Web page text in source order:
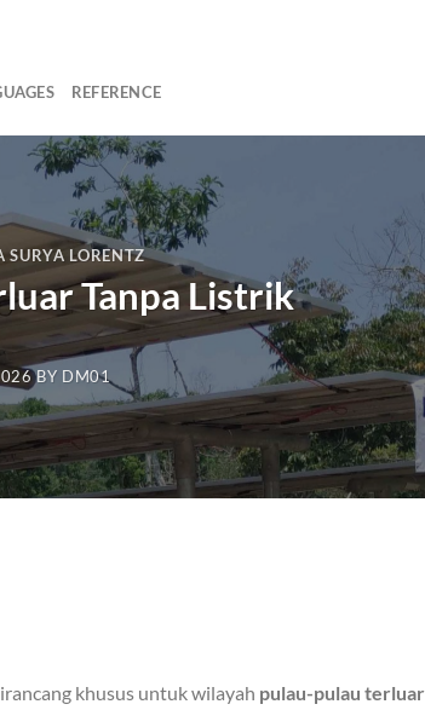
REFERENCE
SURYA LORENTZ
Tanpa Listrik
BY DM01
khusus untuk wilayah pulau-pulau terluar